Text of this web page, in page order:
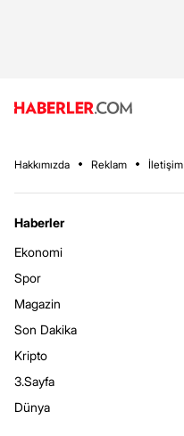
Hakkımızda Reklam İletişim
Haberler
Ekonomi
Spor
Magazin
Son Dakika
Kripto
3.Sayfa
Dünya